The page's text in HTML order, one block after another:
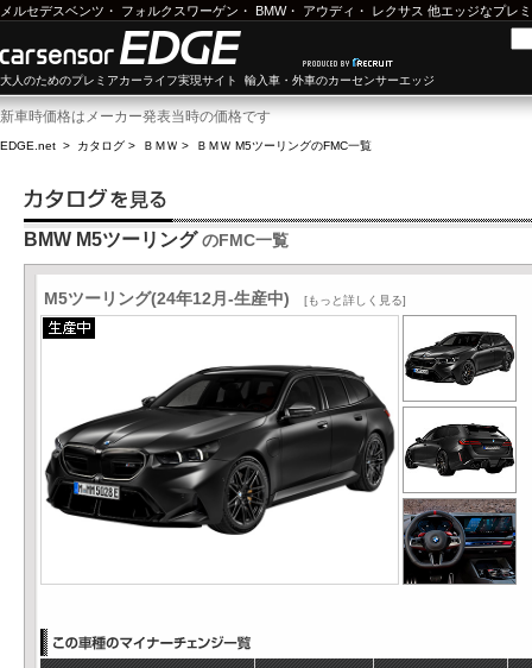
メルセデスベンツ ・ フォルクスワーゲン ・ BMW・ アウディ ・ レクサス 他エッジなプレ
大人のためのプレミアカーライフ実現サイト 輸入車・外車のカーセンサーエッジ
新車時価格はメーカー発表当時の価格です
EDGE.net > カタログ > ＢＭＷ > ＢＭＷ M5ツーリングのFMC一覧
BMW M5ツーリングのFMC一覧
M5ツーリング(24年12月-生産中) [もっと詳しく見る]